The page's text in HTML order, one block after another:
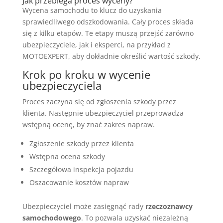
Wycena samochodu to klucz do uzyskania
sprawiedliwego odszkodowania. Cały proces składa
się z kilku etapów. Te etapy muszą przejść zarówno
ubezpieczyciele, jak i eksperci, na przykład z
MOTOEXPERT, aby dokładnie określić wartość szkody.
Krok po kroku w wycenie
ubezpieczyciela
Proces zaczyna się od zgłoszenia szkody przez
klienta. Następnie ubezpieczyciel przeprowadza
wstępną ocenę, by znać zakres napraw.
Zgłoszenie szkody przez klienta
Wstępna ocena szkody
Szczegółowa inspekcja pojazdu
Oszacowanie kosztów napraw
Ubezpieczyciel może zasięgnąć rady rzeczoznawcy
samochodowego. To pozwala uzyskać niezależną